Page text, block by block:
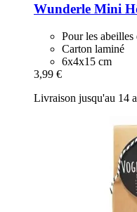
Wunderle Mini
Pour les abeilles
Carton laminé
6x4x15 cm
3,99 €
Livraison jusqu'au 14